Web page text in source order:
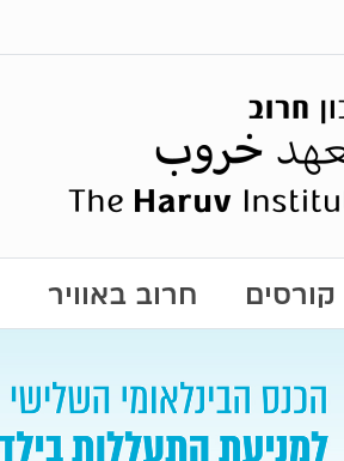
קורסים חרוב באוויר